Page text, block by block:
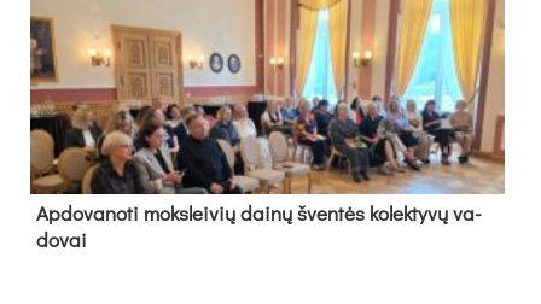
Ap­do­va­no­ti moks­lei­vių dai­nų šven­tės ko­lek­ty­vų va­
do­vai